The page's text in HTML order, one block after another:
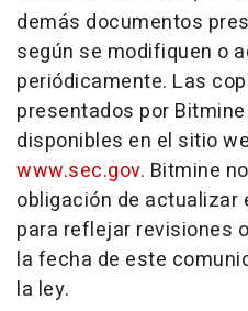
demás documentos
según se modifiquen o
periódicamente. Las
presentados por
disponibles en el sitio
www.sec.gov. Bitmine
obligación de
para reflejar revisiones
la fecha de este
la ley.